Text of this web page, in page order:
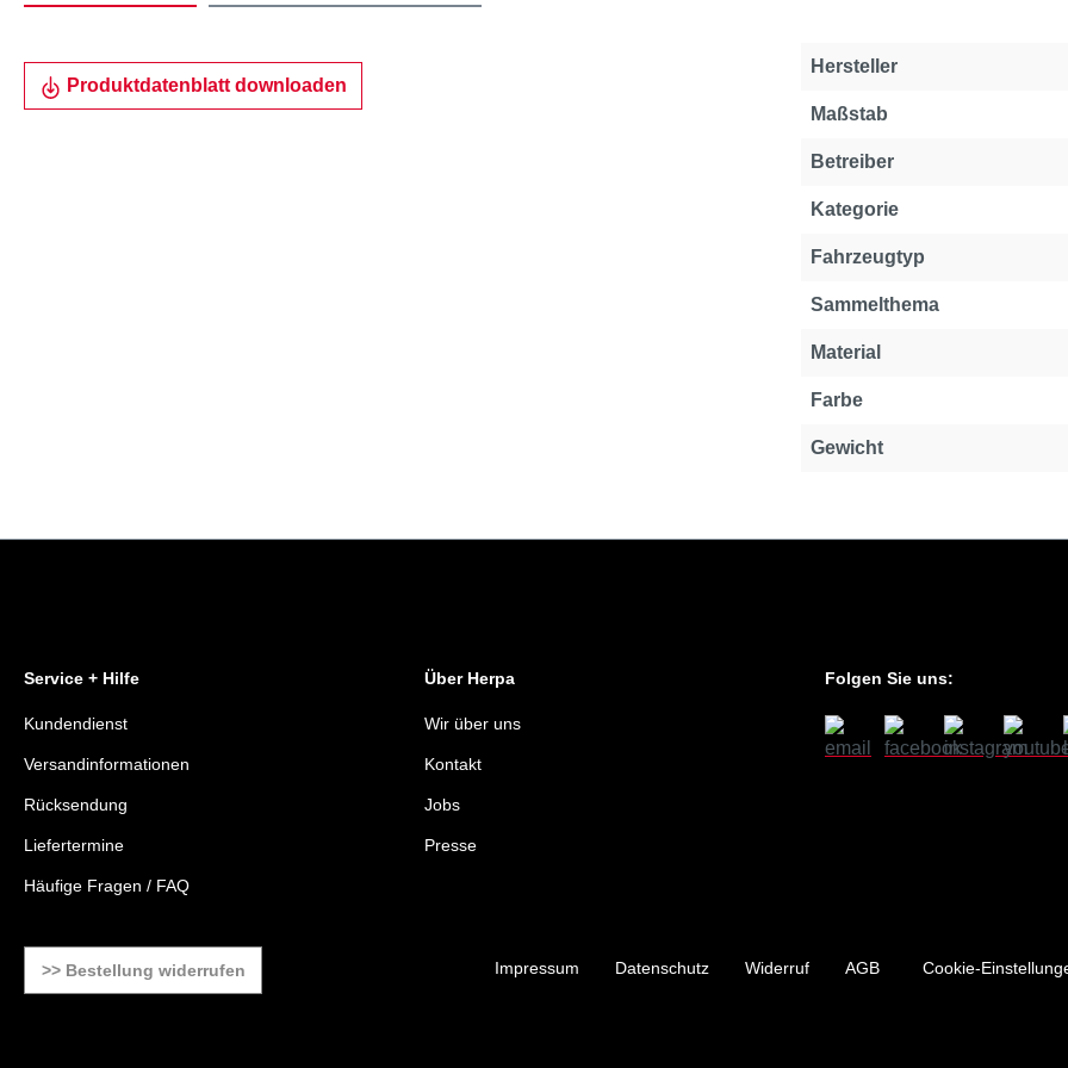
Produktdatenblatt downloaden
Hersteller
Maßstab
Betreiber
Kategorie
Fahrzeugtyp
Sammelthema
Material
Farbe
Gewicht
Service + Hilfe
Kundendienst
Versandinformationen
Rücksendung
Liefertermine
Häufige Fragen / FAQ
Über Herpa
Wir über uns
Kontakt
Jobs
Presse
Folgen Sie uns:
>> Bestellung widerrufen Impressum Datenschutz Widerruf AGB Cookie-